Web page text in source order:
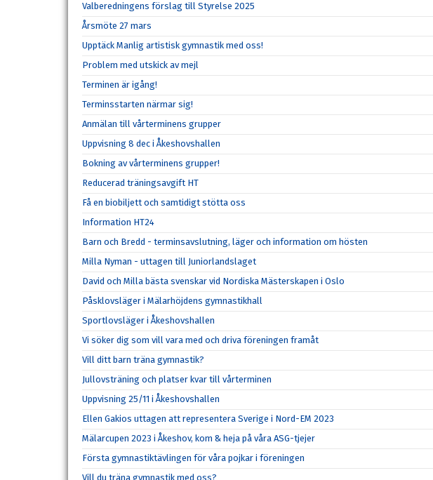
Valberedningens förslag till Styrelse 2025
Årsmöte 27 mars
Upptäck Manlig artistisk gymnastik med oss!
Problem med utskick av mejl
Terminen är igång!
Terminsstarten närmar sig!
Anmälan till vårterminens grupper
Uppvisning 8 dec i Åkeshovshallen
Bokning av vårterminens grupper!
Reducerad träningsavgift HT
Få en biobiljett och samtidigt stötta oss
Information HT24
Barn och Bredd - terminsavslutning, läger och information om hösten
Milla Nyman - uttagen till Juniorlandslaget
David och Milla bästa svenskar vid Nordiska Mästerskapen i Oslo
Påsklovsläger i Mälarhöjdens gymnastikhall
Sportlovsläger i Åkeshovshallen
Vi söker dig som vill vara med och driva föreningen framåt
Vill ditt barn träna gymnastik?
Jullovsträning och platser kvar till vårterminen
Uppvisning 25/11 i Åkeshovshallen
Ellen Gakios uttagen att representera Sverige i Nord-EM 2023
Mälarcupen 2023 i Åkeshov, kom & heja på våra ASG-tjejer
Första gymnastiktävlingen för våra pojkar i föreningen
Vill du träna gymnastik med oss?